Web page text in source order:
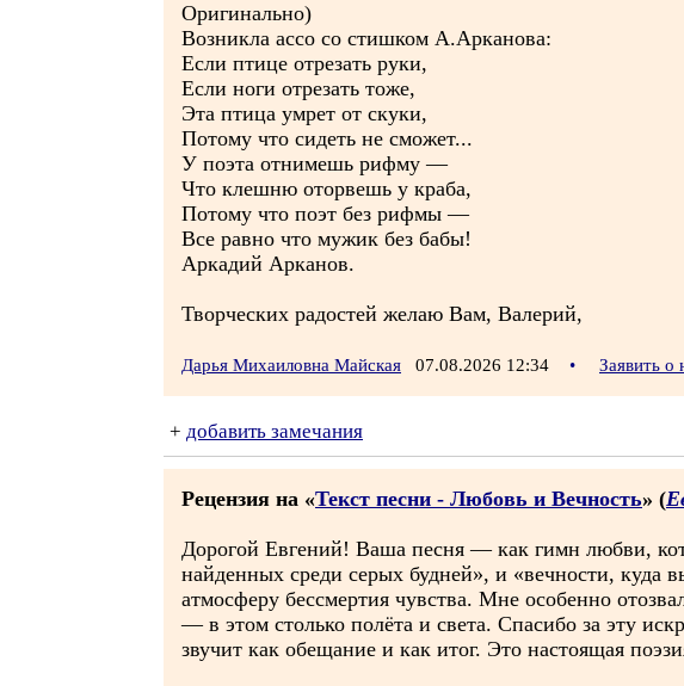
Оригинально)
Возникла ассо со стишком А.Арканова:
Если птице отрезать руки,
Если ноги отрезать тоже,
Эта птица умрет от скуки,
Потому что сидеть не сможет...
У поэта отнимешь рифму —
Что клешню оторвешь у краба,
Потому что поэт без рифмы —
Все равно что мужик без бабы!
Аркадий Арканов.
Творческих радостей желаю Вам, Валерий,
Дарья Михаиловна Майская 07.08.2026 12:34 • Заявить о
+ добавить замечания
Рецензия на «Текст песни - Любовь и Вечность» (
Дорогой Евгений! Ваша песня — как гимн любви,
найденных среди серых будней», и «вечности, куда
атмосферу бессмертия чувства. Мне особенно
— в этом столько полёта и света. Спасибо за эту
звучит как обещание и как итог. Это настоящая